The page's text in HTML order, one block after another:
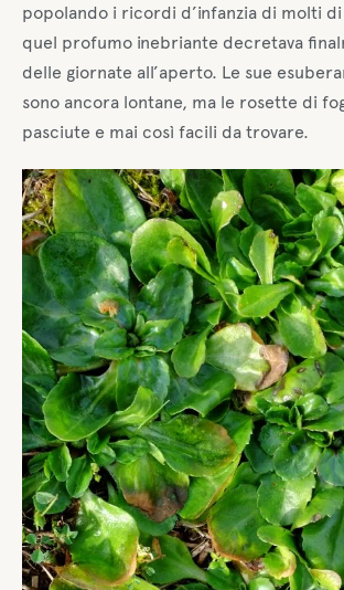
popolando i ricordi d’infanzia di molti
quel profumo inebriante decretava
delle giornate all’aperto. Le sue
sono ancora lontane, ma le rosette di
pasciute e mai così facili da trovare.